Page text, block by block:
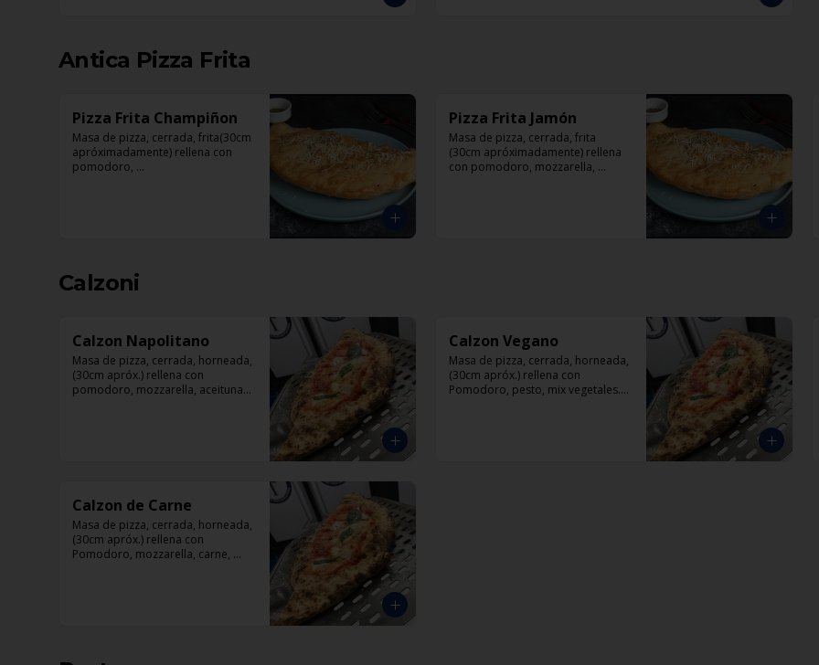
Antica Pizza Frita
Pizza Frita Champiñon
Masa de pizza, cerrada, frita(30cm
apróximadamente) rellena con
pomodoro,
Pizza Frita Jamón
Masa de pizza, cerrada, frita
(30cm apróximadamente) rellena
con pomodoro, mozzarella,
Calzoni
Calzon Napolitano
Masa de pizza, cerrada, horneada,
(30cm apróx.) rellena con
pomodoro, mozzarella, aceitunas
Calzon Vegano
Masa de pizza, cerrada, horneada,
(30cm apróx.) rellena con
Pomodoro, pesto, mix vegetales.
Calzon de Carne
Masa de pizza, cerrada, horneada,
(30cm apróx.) rellena con
Pomodoro, mozzarella, carne,